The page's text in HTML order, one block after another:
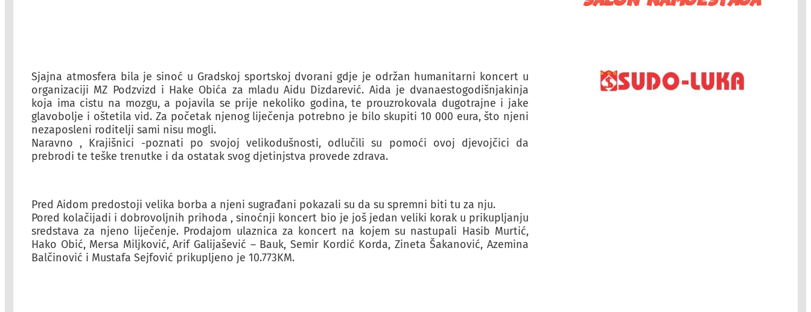
Sjajna atmosfera bila je sinoć u Gradskoj sportskoj dvorani gdje je održan humanitarni koncert u
organizaciji MZ Podzvizd i Hake Obića za mladu Aidu Dizdarević. Aida je dvanaestogodišnjakinja
koja ima cistu na mozgu, a pojavila se prije nekoliko godina, te prouzrokovala dugotrajne i jake
glavobolje i oštetila vid. Za početak njenog liječenja potrebno je bilo skupiti 10 000 eura, što njeni
nezaposleni roditelji sami nisu mogli.
Naravno , Krajišnici -poznati po svojoj velikodušnosti, odlučili su pomoći ovoj djevojčici da
prebrodi te teške trenutke i da ostatak svog djetinjstva provede zdrava.
Pred Aidom predostoji velika borba a njeni sugrađani pokazali su da su spremni biti tu za nju.
Pored kolačijadi i dobrovoljnih prihoda , sinoćnji koncert bio je još jedan veliki korak u prikupljanju
sredstava za njeno liječenje. Prodajom ulaznica za koncert na kojem su nastupali Hasib Murtić,
Hako Obić, Mersa Miljković, Arif Galijašević – Bauk, Semir Kordić Korda, Zineta Šakanović, Azemina
Balčinović i Mustafa Sejfović prikupljeno je 10.773KM.